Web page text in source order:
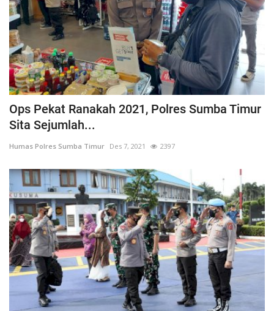
Ops Pekat Ranakah 2021, Polres Sumba Timur
Sita Sejumlah...
Humas Polres Sumba Timur Des 7, 2021 2397